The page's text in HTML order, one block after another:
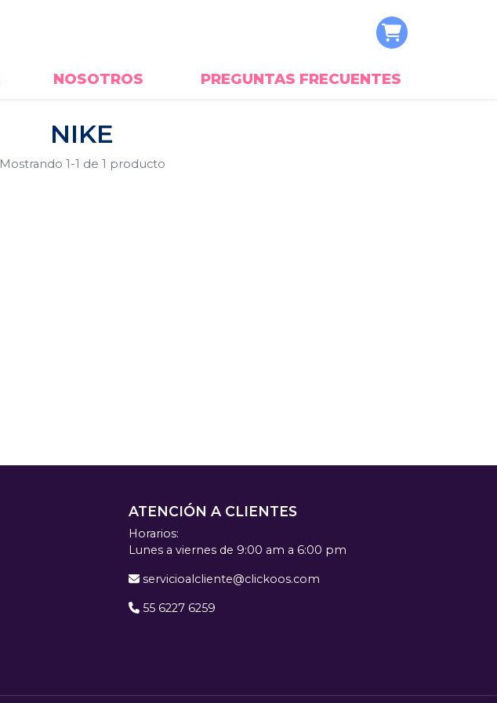
NOSOTROS PREGUNTAS FRECUENTES
NIKE
Mostrando 1-1 de 1 producto
ATENCIÓN A CLIENTES
Horarios:
Lunes a viernes de 9:00 am a 6:00 pm
servicioalcliente@clickoos.com
55 6227 6259